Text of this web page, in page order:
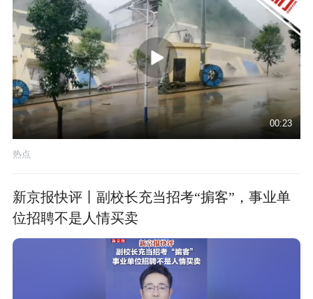
00:23
热点
新京报快评丨副校长充当招考“掮客”，事业单
位招聘不是人情买卖